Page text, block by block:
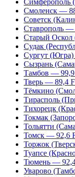
Симферополь
Смоленск —
Советск
Ставрополь —
Старый Оскол
Судак
Сургут
Сызрань
Тамбов —
Тверь — 89,4
Тёмкино
Тирасполь
Тихорецк
Токмак
Тольятти
Томск — 92,6
Торжок
Туапсе
Тюмень —
Уварово